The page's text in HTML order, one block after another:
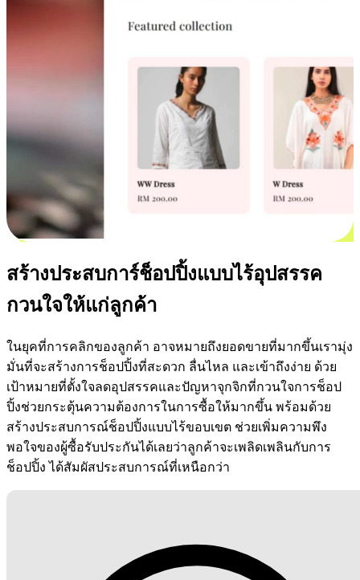
สร้างประสบการ์ช็อปปิ้งแบบไร้อุปสรรค
กวนใจให้แก่ลูกค้า
ในยุคที่การคลิกของลูกค้า อาจหมายถึงยอดขายที่มากขึ้นเรามุ่ง
มั่นที่จะสร้างการช็อปปิ้งที่สะดวก ลื่นไหล และเข้าถึงง่าย ด้วย
เป้าหมายที่ตั้งใจลดอุปสรรคและปัญหาจุกจิกที่กวนใจการช็อป
ปิ้งช่วยกระตุ้นความต้องการในการซื้อให้มากขึ้น พร้อมด้วย
สร้างประสบการณ์ช็อปปิ้งแบบไร้ขอบเขต ช่วยเพิ่มความพึง
พอใจของผู้ซื้อรับประกันได้เลยว่าลูกค้าจะเพลิดเพลินกับการ
ช็อปปิ้ง ได้สัมผัสประสบการณ์ที่เหนือกว่า